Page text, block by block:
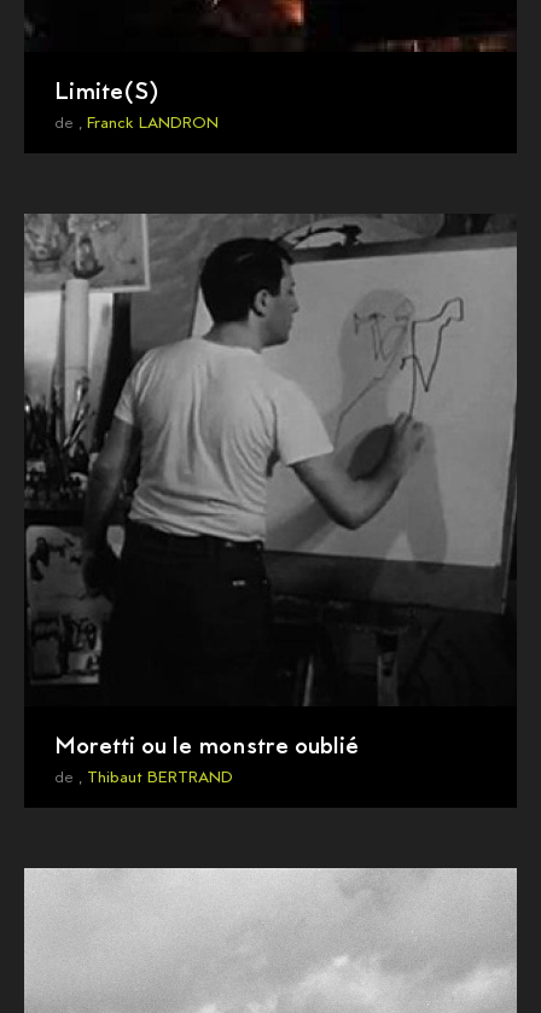
Limite(S)
de , Franck LANDRON
Moretti ou le monstre oublié
de , Thibaut BERTRAND